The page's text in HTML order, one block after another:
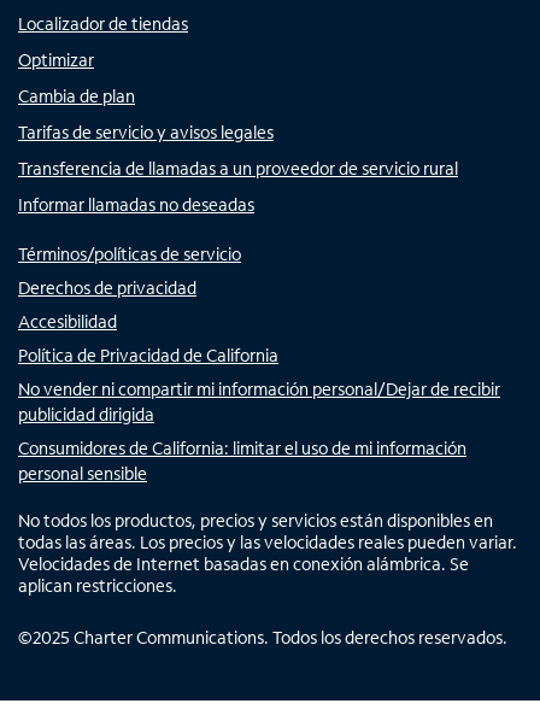
Localizador de tiendas
Optimizar
Cambia de plan
Tarifas de servicio y avisos legales
Transferencia de llamadas a un proveedor de servicio rural
Informar llamadas no deseadas
Términos/políticas de servicio
Derechos de privacidad
Accesibilidad
Política de Privacidad de California
No vender ni compartir mi información personal/Dejar de recibir
publicidad dirigida
Consumidores de California: limitar el uso de mi información
personal sensible
No todos los productos, precios y servicios están disponibles en
todas las áreas. Los precios y las velocidades reales pueden variar.
Velocidades de Internet basadas en conexión alámbrica. Se
aplican restricciones.
©2025 Charter Communications. Todos los derechos reservados.